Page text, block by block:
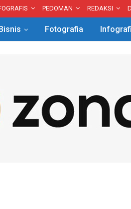
PEDOMAN REDAKSI
Fotografia